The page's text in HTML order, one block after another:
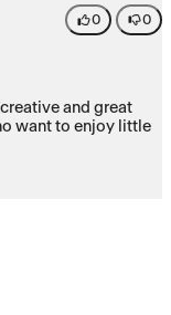
0 0
and great
want to enjoy little